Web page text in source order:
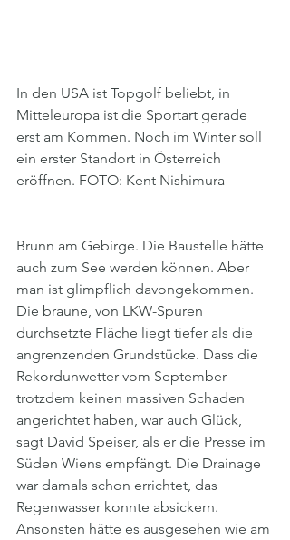
In den USA ist Topgolf beliebt, in
Mitteleuropa ist die Sportart gerade
erst am Kommen. Noch im Winter soll
ein erster Standort in Österreich
eröffnen. FOTO: Kent Nishimura
Brunn am Gebirge. Die Baustelle hätte
auch zum See werden können. Aber
man ist glimpflich davongekommen.
Die braune, von LKW-Spuren
durchsetzte Fläche liegt tiefer als die
angrenzenden Grundstücke. Dass die
Rekordunwetter vom September
trotzdem keinen massiven Schaden
angerichtet haben, war auch Glück,
sagt David Speiser, als er die Presse im
Süden Wiens empfängt. Die Drainage
war damals schon errichtet, das
Regenwasser konnte absickern.
Ansonsten hätte es ausgesehen wie am